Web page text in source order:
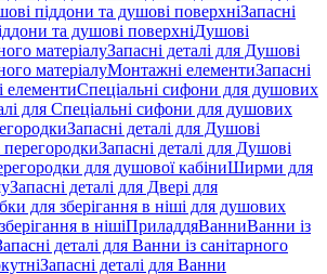
піддони та душові поверхніЗапасні
та душові поверхніДушові
матеріалуЗапасні деталі для Душові
матеріалуМонтажні елементиЗапасні
елементиСпеціальні сифони для душових
для Спеціальні сифони для душових
Запасні деталі для Душові
Запасні деталі для Душові
для душової кабіниШирми для
Запасні деталі для Двері для
для зберігання в ніші для душових
в нішіПриладдяВанниВанни із
деталі для Ванни із санітарного
Запасні деталі для Ванни